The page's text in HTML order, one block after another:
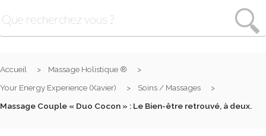
Accueil
Massage Holistique ®
Your Energy Experience (Xavier)
Soins / Massages
Massage Couple « Duo Cocon » : Le Bien-être retrouvé, à deux.